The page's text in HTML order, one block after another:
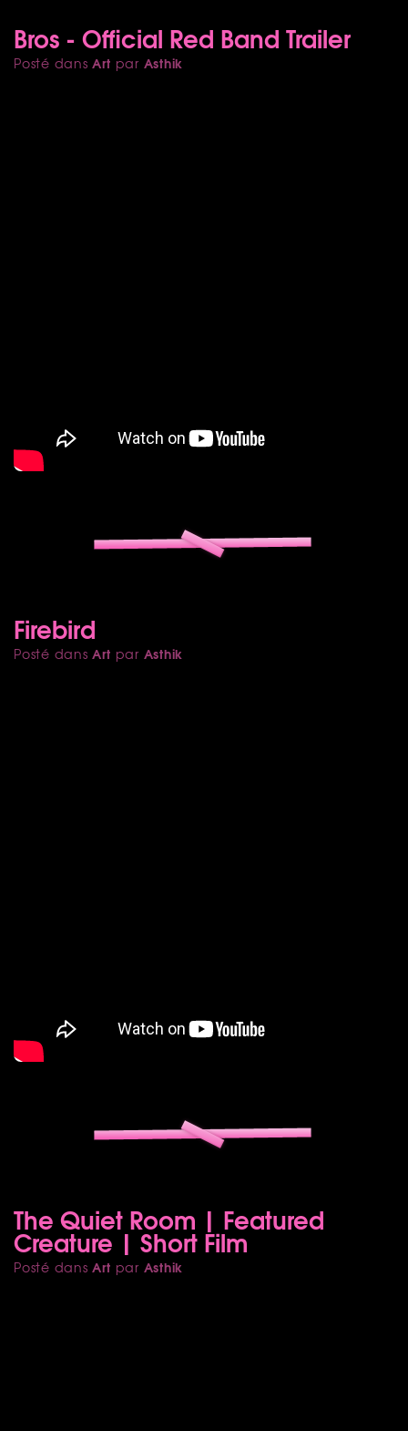
Bros - Official Red Band Trailer
Posté dansArt par Asthik
Firebird
Posté dansArt par Asthik
The Quiet Room | Featured
Creature | Short Film
Posté dansArt par Asthik